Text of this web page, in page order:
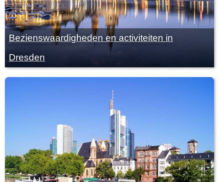
Bezienswaardigheden en activiteiten in
Dresden